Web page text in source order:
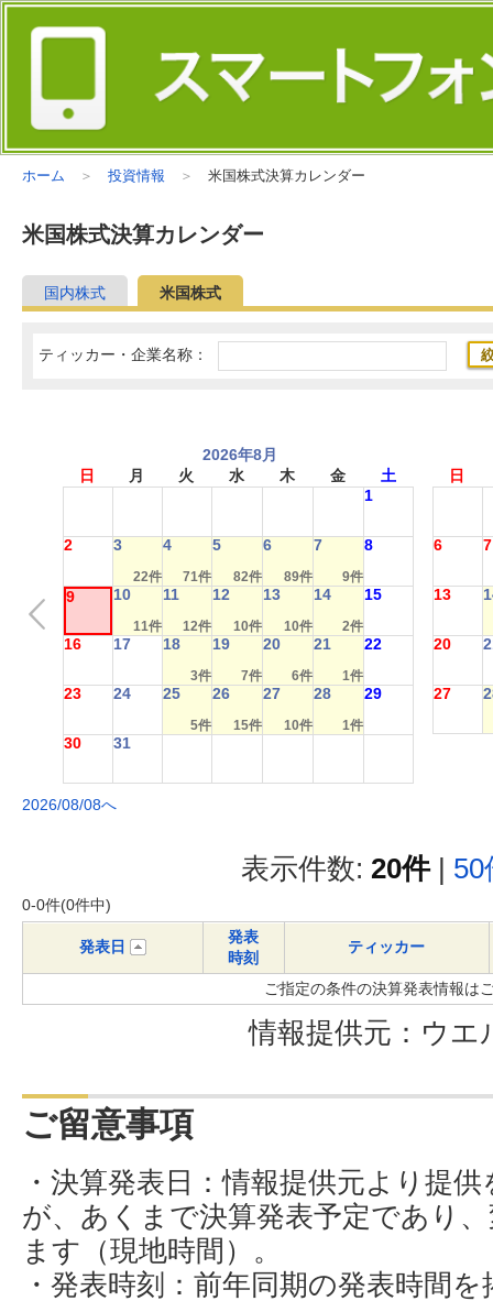
ホーム 投資情報 米国株式決算カレンダー
米国株式決算カレンダー
国内株式 米国株式
ティッカー・企業名称：
2026年8月
日
月 火 水 木 金 土
日
1
2 3
22件
4
71件
5
82件
6
89件
7
9件
8
9 10
11件
11
12件
12
10件
13
10件
14
2件
15
16 17 18
3件
19
7件
20
6件
21
1件
22
23 24 25
5件
26
15件
27
10件
28
1件
29
30 31
6 7
13
20
27
2026/08/08へ
表示件数: 20件| 50
0-0件(0件中)
発表日
発表
時刻
ティッカー
ご指定の条件の決算発表情報は
情報提供元：ウエ
ご留意事項
・決算発表日：情報提供元より提
が、あくまで決算発表予定であり
ます（現地時間）。
・発表時刻：前年同期の発表時間